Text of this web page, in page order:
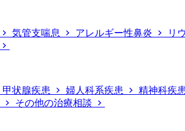
気管支喘息 アレルギー性鼻炎
リ
甲状腺疾患 婦人科系疾患
精神科疾
その他の治療相談